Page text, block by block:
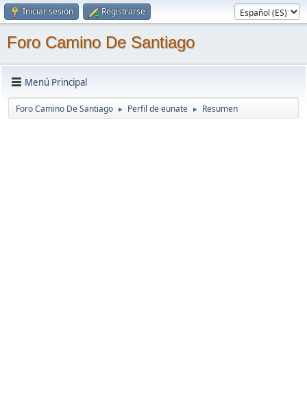
Iniciar sesión Registrarse
Foro Camino De Santiago
Menú Principal
Foro Camino De Santiago ► Perfil de eunate ► Resumen